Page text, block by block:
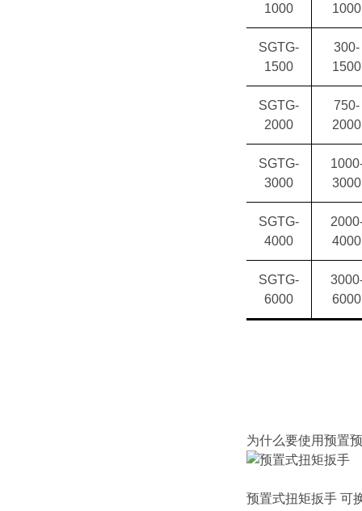
1000
1000
SGTG-
1500
300-
1500
SGTG-
2000
750-
2000
SGTG-
3000
3000
SGTG-
4000
4000
SGTG-
6000
6000
为什么要使用预置
预置式扭矩扳手 可